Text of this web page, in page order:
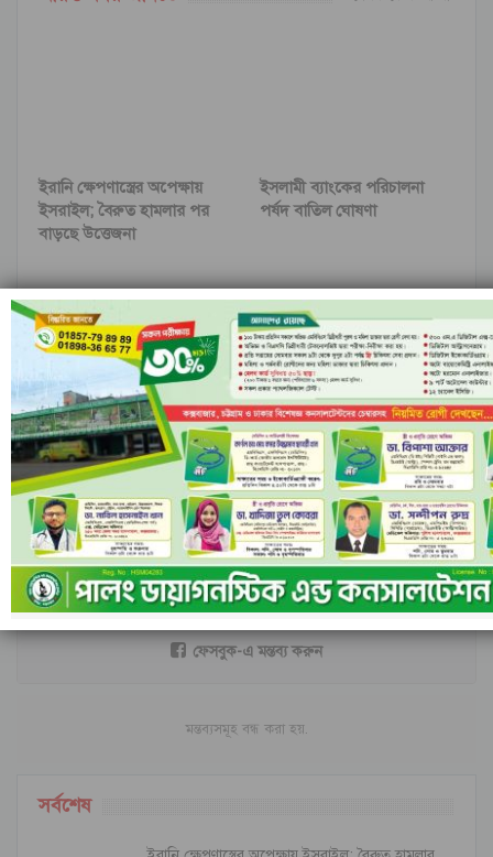
ইরানি ক্ষেপণাস্ত্রের অপেক্ষায়
ইসরাইল; বৈরুত হামলার পর
বাড়ছে উত্তেজনা
ইসলামী ব্যাংকের পরিচালনা
পর্ষদ বাতিল ঘোষণা
নীল ঢেউয়ের জোয়ারে গোল
করে ইতিহাস কুরাসাওয়ের
রাঙামাটির বরকলে নৌকাডুবি,
নিখোঁজ ১
আগের পরবর্তী
মন্তব্য
ফেসবুক-এ মন্তব্য করুন
মন্তব্যসমূহ বন্ধ করা হয়.
সর্বশেষ